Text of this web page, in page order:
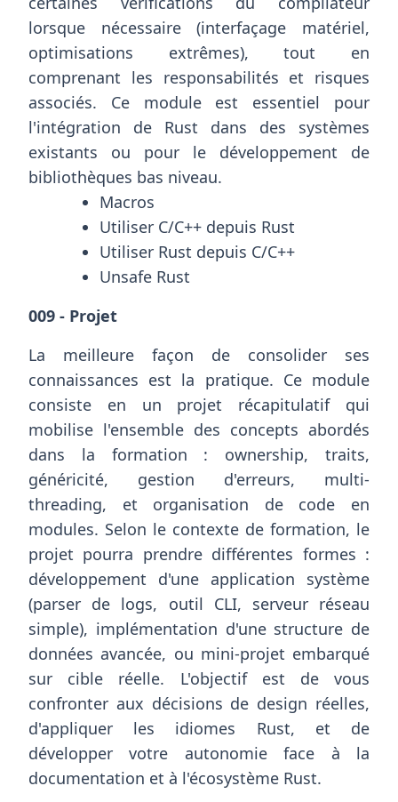
lorsque nécessaire (interfaçage matériel,
optimisations extrêmes), tout en
comprenant les responsabilités et risques
associés. Ce module est essentiel pour
l'intégration de Rust dans des systèmes
existants ou pour le développement de
bibliothèques bas niveau.
Macros
Utiliser C/C++ depuis Rust
Utiliser Rust depuis C/C++
Unsafe Rust
009 - Projet
La meilleure façon de consolider ses
connaissances est la pratique. Ce module
consiste en un projet récapitulatif qui
mobilise l'ensemble des concepts abordés
dans la formation : ownership, traits,
généricité, gestion d'erreurs, multi-
threading, et organisation de code en
modules. Selon le contexte de formation, le
projet pourra prendre différentes formes :
développement d'une application système
(parser de logs, outil CLI, serveur réseau
simple), implémentation d'une structure de
données avancée, ou mini-projet embarqué
sur cible réelle. L'objectif est de vous
confronter aux décisions de design réelles,
d'appliquer les idiomes Rust, et de
développer votre autonomie face à la
documentation et à l'écosystème Rust.